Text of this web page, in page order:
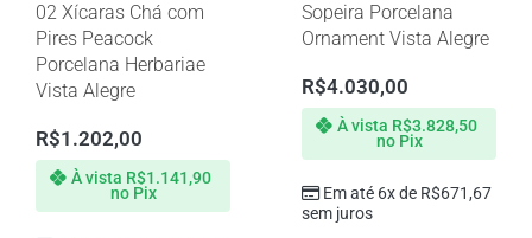
02 Xícaras Chá com
Pires Peacock
Porcelana Herbariae
Vista Alegre
R$1.202,00
À vista R$1.141,90
no Pix
Sopeira Porcelana
Ornament Vista Alegre
R$4.030,00
Em até 6x de R$671,67
sem juros
À vista R$3.828,50
no Pix